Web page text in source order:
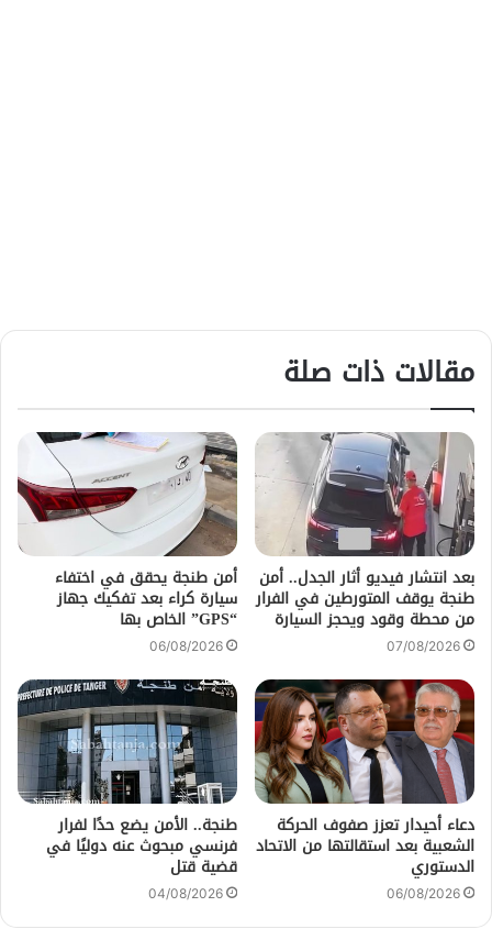
مقالات ذات صلة
بعد انتشار فيديو أثار الجدل.. أمن
طنجة يوقف المتورطين في الفرار
من محطة وقود ويحجز السيارة
07/08/2026
أمن طنجة يحقق في اختفاء
سيارة كراء بعد تفكيك جهاز
“GPS” الخاص بها
06/08/2026
دعاء أحيدار تعزز صفوف الحركة
الشعبية بعد استقالتها من الاتحاد
الدستوري
06/08/2026
طنجة.. الأمن يضع حدًا لفرار
فرنسي مبحوث عنه دوليًا في
قضية قتل
04/08/2026